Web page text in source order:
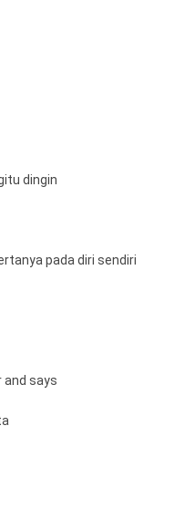
dingin
pada diri sendiri
and says